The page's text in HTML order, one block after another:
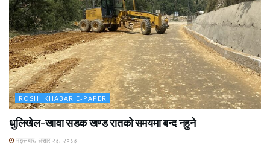
ROSHI KHABAR E-PAPER
धुलिखेल–खावा सडक खण्ड रातको समयमा बन्द नहुने
मङ्लबार, असार २३, २०८३